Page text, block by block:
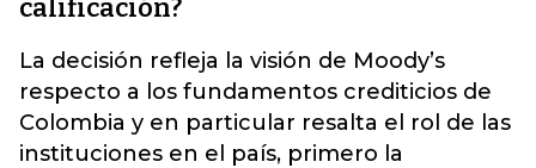
calificación?
La decisión refleja la visión de Moody’s
respecto a los fundamentos crediticios de
Colombia y en particular resalta el rol de las
instituciones en el país, primero la